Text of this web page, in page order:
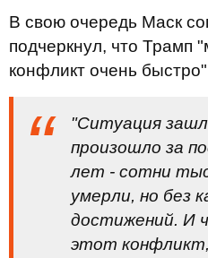
В свою очередь Маск
подчеркнул, что Трамп
конфликт очень
"Ситуация
произошло за
лет - сотни
умерли, но без
достижений. И
этот